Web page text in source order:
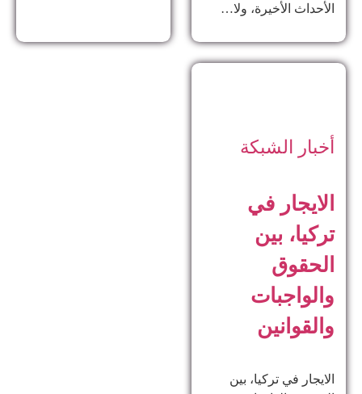
الأحداث الأخيرة، ولا…
أخبار الشبكة
الايجار في
تركيا، بين
الحقوق
والواجبات
والقوانين
الايجار في تركيا، بين